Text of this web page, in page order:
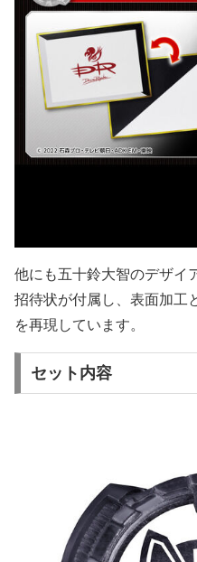
他にも五十鈴大智のデザイ
招待状が付属し、表面加工
を再現しています。
セット内容